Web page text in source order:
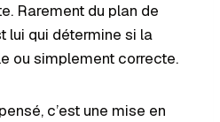
Rarement du plan de
lui qui détermine si la
ou simplement correcte.
c’est une mise en